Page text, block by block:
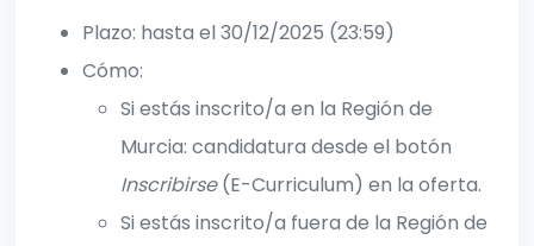
Plazo: hasta el 30/12/2025 (23:59)
Cómo:
Si estás inscrito/a en la Región de
Murcia: candidatura desde el botón
Inscribirse(E-Curriculum) en la oferta.
Si estás inscrito/a fuera de la Región de